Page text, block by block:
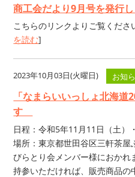
商工会だより9月号を発行し
こちらのリンクよりご覧くだ
を読む]
2023年10月03日(火曜日) お知
「なまらいいっしょ北海
す
日程：令和5年11月11日（土
場所：東京都世田谷区三軒茶
びらとり会メンバー様におか
持参いただければ、販売商品